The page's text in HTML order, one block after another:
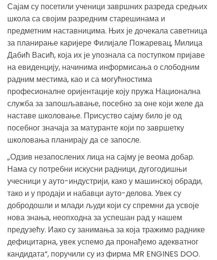
Сајам су посетили ученици завршних разреда средњих
школа са својим разредним старешинама и
предметним наставницима. Њих је дочекала саветница
за планирање каријере Филијале Пожаревац, Милица
Дабић Васић, која их је упознала са поступком пријаве
на евиденцију, начинима информисања о слободним
радним местима, као и са могућностима
професионалне оријентације коју пружа Национална
служба за запошљавање, посебно за оне који желе да
наставе школовање. Присуство сајму било је од
посебног значаја за матуранте који по завршетку
школовања планирају да се запосле.
„Одзив незапослених лица на сајму је веома добар.
Нама су потребни искусни радници, дугогодишњи
учесници у ауто-индустрији, како у машинској обради,
тако и у продаји и набавци ауто-делова. Увек су
добродошли и млади људи који су спремни да усвоје
нова знања, неопходна за успешан рад у нашем
предузећу. Иако су занимања за која тражимо раднике
дефицитарна, увек успемо да пронађемо адекватног
кандидата“, поручили су из фирма MR ENGINES DOO.